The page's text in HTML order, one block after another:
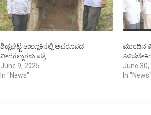
ಶಿಡ್ಲಘಟ್ಟ ತಾಲ್ಲೂಕಿನಲ್ಲಿ ಅಪರೂಪದ
ವೀರಗಲ್ಲುಗಳು ಪತ್ತೆ
June 9, 2025
In "News"
ಮುಂದಿನ
June 30,
In "News"